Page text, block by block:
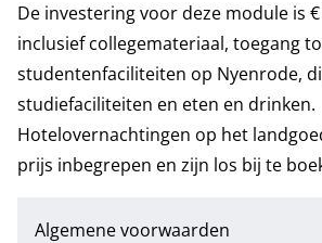
De investering voor deze module is
inclusief collegemateriaal, toegang
studentenfaciliteiten op Nyenrode,
studiefaciliteiten en eten en drinken.
Hotelovernachtingen op het
prijs inbegrepen en zijn los bij te
Algemene voorwaarden